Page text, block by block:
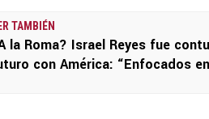
TAMBIÉN
la Roma? Israel Reyes fue
con América: “Enfocados